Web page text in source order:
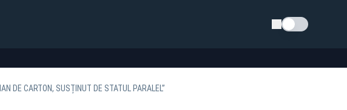
Schimba tema
DE CARTON, SUSȚINUT DE STATUL PARALEL”